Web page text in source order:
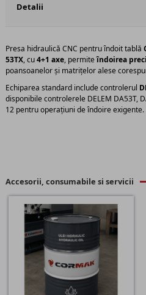
Detalii
Presa hidraulică CNC pentru îndoit tablă
53TX, cu4+1 axe, permiteîndoirea
poansoanelor și matrițelor alese
Echiparea standard include controlerul
disponibile controlerele DELEM DA53T,
12 pentru operațiuni de îndoire exigente.
Accesorii, consumabile si servicii